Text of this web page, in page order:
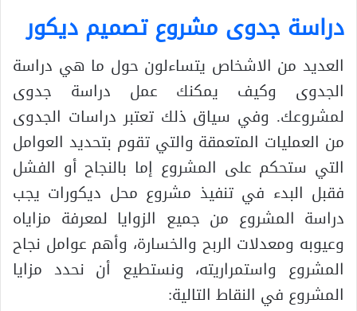
دراسة جدوى مشروع تصميم ديكور
العديد من الاشخاص يتساءلون حول ما هي دراسة
الجدوى وكيف يمكنك عمل دراسة جدوى
لمشروعك. وفي سياق ذلك تعتبر دراسات الجدوى
من العمليات المتعمقة والتي تقوم بتحديد العوامل
التي ستحكم على المشروع إما بالنجاح أو الفشل
فقبل البدء في تنفيذ مشروع محل ديكورات يجب
دراسة المشروع من جميع الزوايا لمعرفة مزاياه
وعيوبه ومعدلات الربح والخسارة، وأهم عوامل نجاح
المشروع واستمراريته، ونستطيع أن نحدد مزايا
المشروع في النقاط التالية: